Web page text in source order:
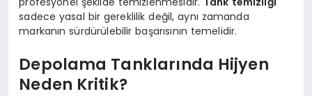
sadece yasal bir gereklilik değil, aynı zamanda
markanın sürdürülebilir başarısının temelidir.
Depolama Tanklarında Hijyen
Neden Kritik?